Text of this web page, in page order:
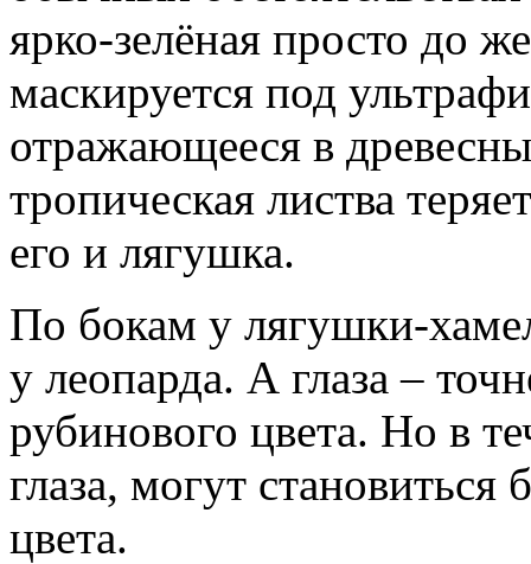
ярко-зелёная просто до
маскируется под
отражающееся в
тропическая листва
его и лягушка.
По бокам у лягушки-
у леопарда. А глаза –
рубинового цвета. Но в
глаза, могут становиться
цвета.